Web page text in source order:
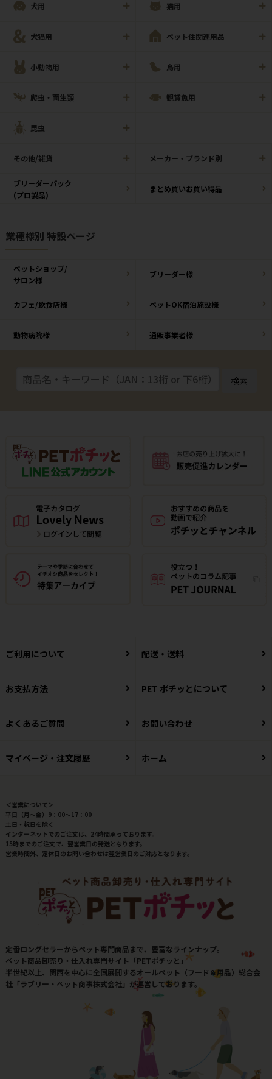
犬用 猫用
犬猫用 ペット住関連用品
小動物用 鳥用
爬虫・両生類 観賞魚用
昆虫
その他/雑貨 メーカー・ブランド別
ブリーダーパック
(プロ製品)
まとめ買いお買い得品
業種様別 特設ページ
ペットショップ/
サロン様
ブリーダー様
カフェ/飲食店様 ペットOK宿泊施設様
動物病院様 通販事業者様
検索
ご利用について 配送・送料
お支払方法 PET ポチッとについて
よくあるご質問 お問い合わせ
マイページ・注文履歴 ホーム
＜営業について＞
平日（月～金）9：00～17：00
土日・祝日を除く
インターネットでのご注文は、24時間承っております。
15時までのご注文で、翌営業日の発送となります。
営業時間外、定休日のお問い合わせは翌営業日のご対応となります。
定番ロングセラーからペット専門商品まで、豊富なラインナップ。
ペット商品卸売り・仕入れ専門サイト「PETポチッと」
半世紀以上、関西を中心に全国展開するオールペット（フード＆用品）総合会
社「ラブリー・ペット商事株式会社」が運営しております。